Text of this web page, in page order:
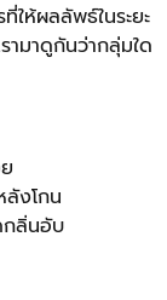
ให้ผลลัพธ์ในระยะ
ามาดูกันว่ากลุ่มใด
งโกน
กลิ่นอับ